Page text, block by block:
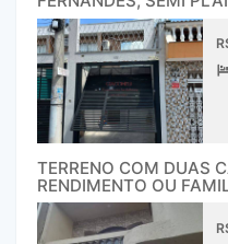
TERRENO COM DUAS
RENDIMENTO OU